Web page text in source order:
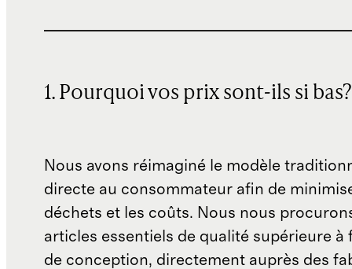
1. Pourquoi vos prix sont-ils si bas?
Nous avons réimaginé le modèle
directe au consommateur afin de
déchets et les coûts. Nous nous
articles essentiels de qualité supérieure à
de conception, directement auprès des